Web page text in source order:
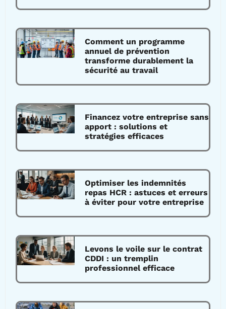
Comment un programme
annuel de prévention
transforme durablement la
sécurité au travail
Financez votre entreprise sans
apport : solutions et
stratégies efficaces
Optimiser les indemnités
repas HCR : astuces et erreurs
à éviter pour votre entreprise
Levons le voile sur le contrat
CDDI : un tremplin
professionnel efficace